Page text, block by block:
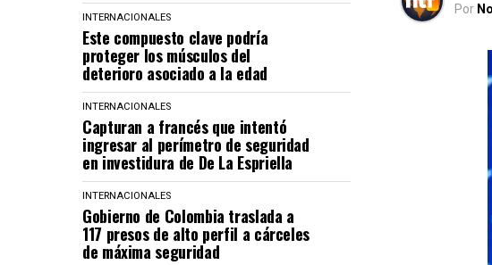
INTERNACIONALES
Este compuesto clave podría
proteger los músculos del
deterioro asociado a la edad
INTERNACIONALES
Capturan a francés que intentó
ingresar al perímetro de seguridad
en investidura de De La Espriella
INTERNACIONALES
Gobierno de Colombia traslada a
117 presos de alto perfil a cárceles
de máxima seguridad
Por